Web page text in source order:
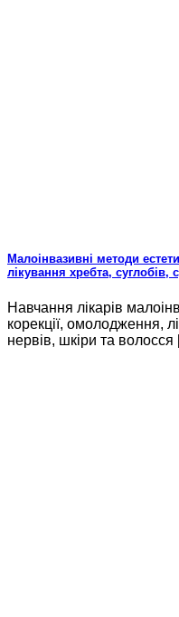
Малоінвазивні методи
лікування хребта, суглобів,
Навчання лікарів
корекції, омолодження,
нервів, шкіри та волосся